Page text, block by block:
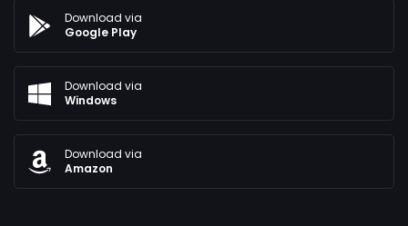
Download via
Google Play
Download via
Windows
Download via
Amazon